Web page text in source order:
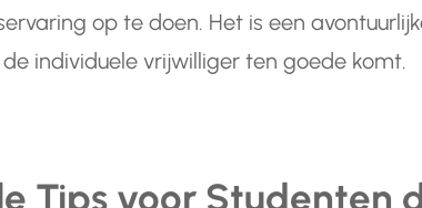
op te doen. Het is een
individuele vrijwilliger ten goede komt.
Tips voor Studenten